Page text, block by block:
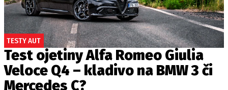
TESTY AUT
Test ojetiny Alfa Romeo Giulia
Veloce Q4 – kladivo na BMW 3 či
Mercedes C?